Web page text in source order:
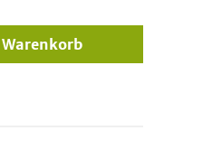
Warenkorb